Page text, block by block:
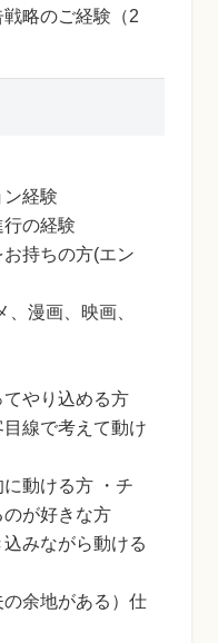
略のご経験（2
経験
の経験
持ちの方(エン
漫画、映画、
やり込める方
目線で考えて動け
動ける方 ・チ
が好きな方
みながら動ける
余地がある）仕